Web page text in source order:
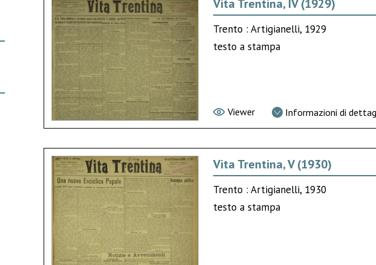
Vita Trentina, IV (1929)
Trento : Artigianelli, 1929
testo a stampa
Viewer Informazioni di
Vita Trentina, V (1930)
Trento : Artigianelli, 1930
testo a stampa